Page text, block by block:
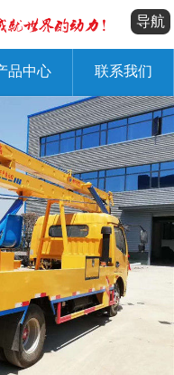
导航
品中心 联系我们